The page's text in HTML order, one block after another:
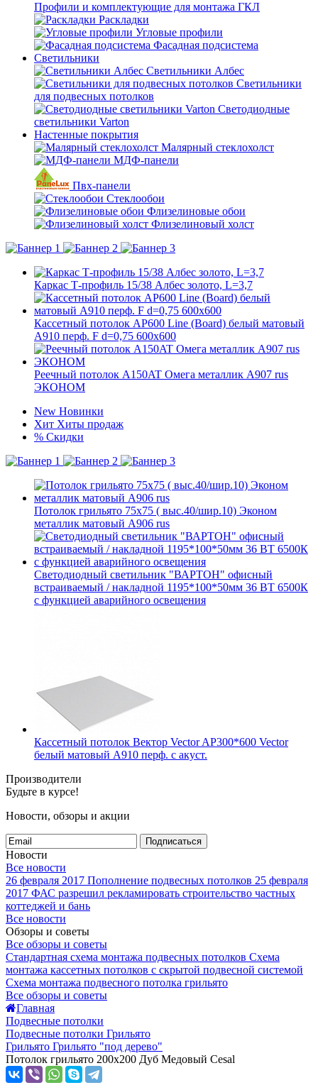
Профили и комплектующие для монтажа ГКЛ
Раскладки
Угловые профили
Фасадная подсистема
Светильники
Светильники Албес
Светильники
для подвесных потолков
Светодиодные
светильники Varton
Настенные покрытия
Малярный стеклохолст
МДФ-панели
Пвх-панели
Стеклообои
Флизелиновые обои
Флизелиновый холст
Каркас Т-профиль 15/38 Албес золото, L=3,7
Кассетный потолок AP600 Line (Board) белый матовый
А910 перф. F d=0,75 600x600
Реечный потолок A150AT Омега металлик А907 rus
ЭКОНОМ
New Новинки
Хит Хиты продаж
% Скидки
Потолок грильято 75х75 ( выс.40/шир.10) Эконом
металлик матовый А906 rus
Светодиодный светильник "ВАРТОН" офисный
встраиваемый / накладной 1195*100*50мм 36 ВТ 6500К
с функцией аварийного освещения
Кассетный потолок Вектор Vector AP300*600 Vector
белый матовый А910 перф. с акуст.
Производители
Будьте в курсе!
Новости, обзоры и акции
Подписаться
Новости
Все новости
26 февраля 2017 Пополнение подвесных потолков 25 февраля
2017 ФАС разрешил рекламировать строительство частных
коттеджей и бань
Все новости
Обзоры и советы
Все обзоры и советы
Стандартная схема монтажа подвесных потолков Схема
монтажа кассетных потолков с скрытой подвесной системой
Схема монтажа подвесного потолка грильято
Все обзоры и советы
Главная
Подвесные потолки
Подвесные потолки Грильято
Грильято Грильято "под дерево"
Потолок грильято 200x200 Дуб Медовый Cesal